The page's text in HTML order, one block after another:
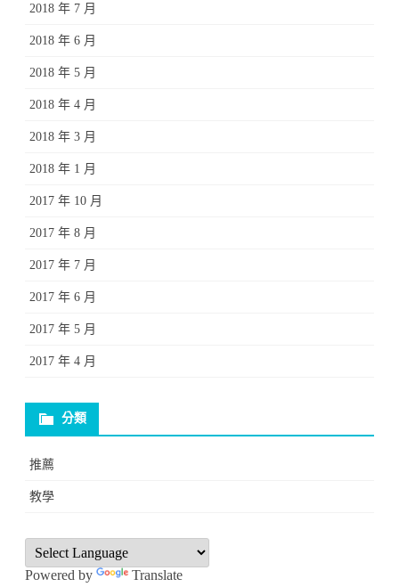
2018 年 7 月
2018 年 6 月
2018 年 5 月
2018 年 4 月
2018 年 3 月
2018 年 1 月
2017 年 10 月
2017 年 8 月
2017 年 7 月
2017 年 6 月
2017 年 5 月
2017 年 4 月
分類
推薦
教學
Powered by Translate